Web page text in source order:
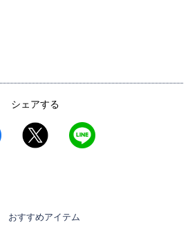
シェアする
おすすめアイテム